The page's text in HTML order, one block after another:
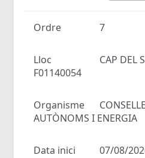
Ordre 7
Lloc
CAP DEL
F01140054
Organisme
AUTÒNOMS I ENERGIA
Data inici 07/08/